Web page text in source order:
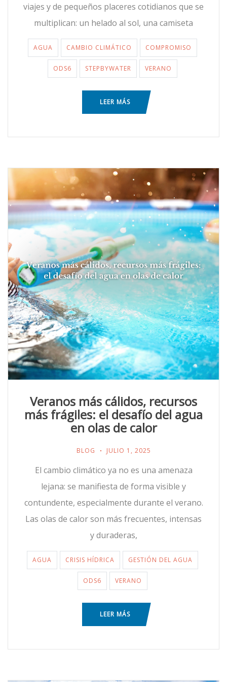
viajes y de pequeños placeres cotidianos que se
multiplican: un helado al sol, una camiseta
AGUA CAMBIO CLIMÁTICO COMPROMISO
ODS6 STEPBYWATER VERANO
LEER MÁS
Veranos más cálidos, recursos
más frágiles: el desafío del agua
en olas de calor
BLOG JULIO 1, 2025
El cambio climático ya no es una amenaza
lejana: se manifiesta de forma visible y
contundente, especialmente durante el verano.
Las olas de calor son más frecuentes, intensas
y duraderas,
AGUA CRISIS HÍDRICA GESTIÓN DEL AGUA
ODS6 VERANO
LEER MÁS